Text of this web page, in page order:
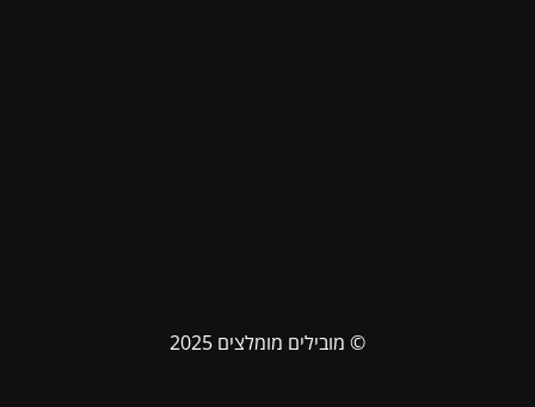
© מובילים מומלצים 2025